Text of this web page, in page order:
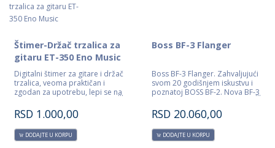
Štimer-Držač trzalica za
gitaru ET-350 Eno Music
Digitalni štimer za gitare i držač
trzalica, veoma praktičan i
zgodan za upotrebu, lepi se na
RSD 1.000,00
DODAJTE U KORPU
Boss BF-3 Flanger
Boss BF-3 Flanger. Zahvaljujući
svom 20 godišnjem iskustvu i
poznatoj BOSS BF-2. Nova BF-3
gitaristima i basistima
unapređenu verziju klasičnog
BOSS flangera najboljim stereo
flanging zvucima. Dva nova
RSD 20.060,00
DODAJTE U KORPU